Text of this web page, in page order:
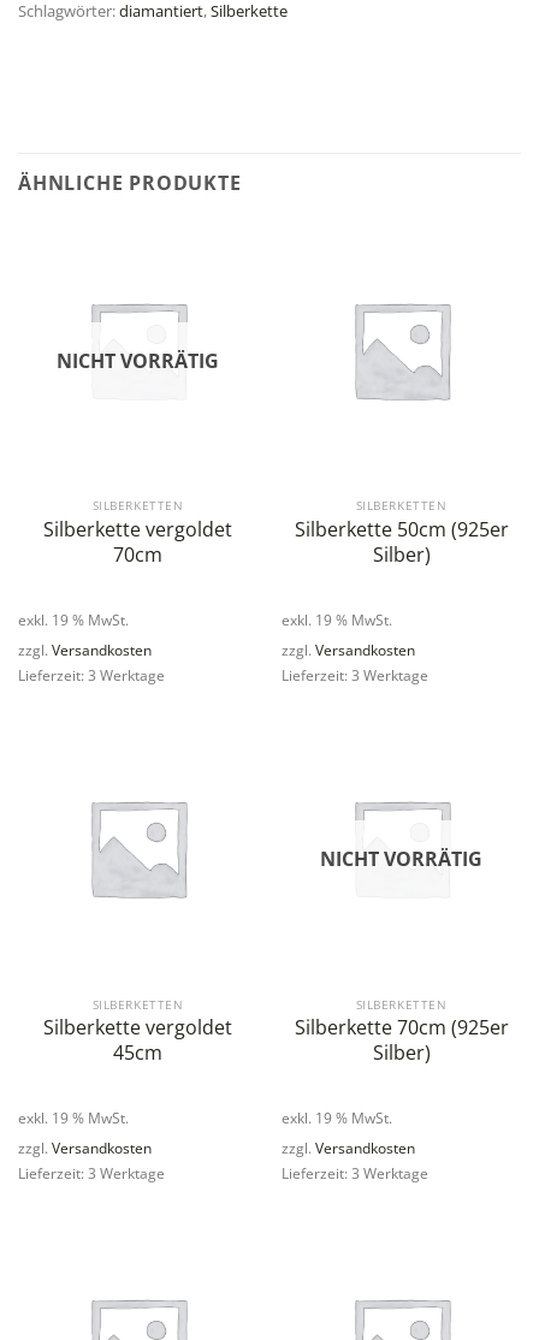
Schlagwörter:diamantiert,Silberkette
ÄHNLICHE PRODUKTE
NICHT VORRÄTIG
SILBERKETTEN
Silberkette vergoldet
70cm
exkl. 19 % MwSt.
zzgl. Versandkosten
Lieferzeit: 3 Werktage
SILBERKETTEN
Silberkette 50cm (925er
Silber)
exkl. 19 % MwSt.
zzgl. Versandkosten
Lieferzeit: 3 Werktage
SILBERKETTEN
Silberkette vergoldet
45cm
exkl. 19 % MwSt.
zzgl. Versandkosten
Lieferzeit: 3 Werktage
NICHT VORRÄTIG
SILBERKETTEN
Silberkette 70cm (925er
Silber)
exkl. 19 % MwSt.
zzgl. Versandkosten
Lieferzeit: 3 Werktage